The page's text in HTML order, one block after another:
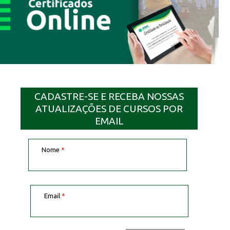
CADASTRE-SE E RECEBA NOSSAS
ATUALIZAÇÕES DE CURSOS POR
EMAIL
Nome *
Email *